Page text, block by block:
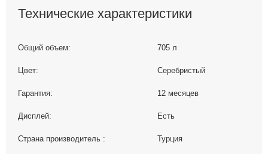
Технические характеристики
Общий объем: 705 л
Цвет: Серебристый
Гарантия: 12 месяцев
Дисплей: Есть
Страна производитель : Турция